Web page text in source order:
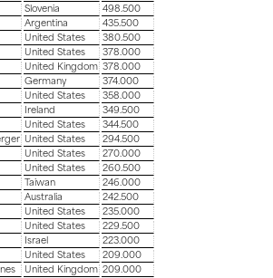
Slovenia
498.500
Argentina
435.500
United States
380.500
United States
378.000
United Kingdom 378.000
Germany
374.000
United States
358.000
Ireland
349.500
United States
344.500
United States
294.500
United States
270.000
United States
260.500
Taiwan
246.000
Australia
242.500
United States
235.000
United States
229.500
Israel
223.000
United States
209.000
United Kingdom 209.000